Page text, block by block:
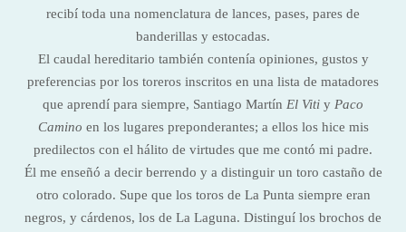
recibí toda una nomenclatura de lances, pases, pares de
banderillas y estocadas.
El caudal hereditario también contenía opiniones, gustos y
preferencias por los toreros inscritos en una lista de matadores
que aprendí para siempre, Santiago Martín El Viti y Paco
Camino en los lugares preponderantes; a ellos los hice mis
predilectos con el hálito de virtudes que me contó mi padre.
Él me enseñó a decir berrendo y a distinguir un toro castaño de
otro colorado. Supe que los toros de La Punta siempre eran
negros, y cárdenos, los de La Laguna. Distinguí los brochos de